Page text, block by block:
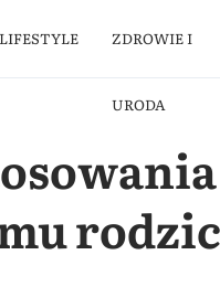
LIFESTYLE ZDROWIE I
URODA